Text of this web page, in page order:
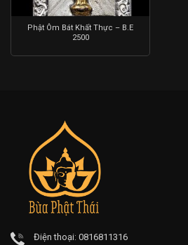
Phật Ôm Bát Khất Thực – B.E
2500
Điện thoại: 0816811316